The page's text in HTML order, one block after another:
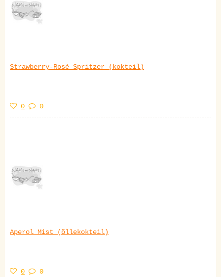
Strawberry-Rosé Spritzer (kokteil)
0 0
Aperol Mist (õllekokteil)
0 0